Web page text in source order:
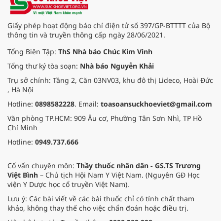
Giấy phép hoạt động báo chí điện tử số 397/GP-BTTTT của Bộ
thông tin và truyền thông cấp ngày 28/06/2021.
Tổng Biên Tập: ThS Nhà báo Chúc Kim Vinh
Tổng thư ký tòa soạn: Nhà báo Nguyễn Khải
Trụ sở chính: Tầng 2, Căn 03NV03, khu đô thị Lideco, Hoài Đức
, Hà Nội
Hotline: 0898582228. Email: toasoansuckhoeviet@gmail.com
Văn phòng TP.HCM: 909 Âu cơ, Phường Tân Sơn Nhì, TP Hồ
Chí Minh
Hotline: 0949.737.666
Cố vấn chuyên môn: Thầy thuốc nhân dân - GS.TS Trương
Việt Bình – Chủ tịch Hội Nam Y Việt Nam. (Nguyên GĐ Học
viện Y Dược học cổ truyền Việt Nam).
Lưu ý: Các bài viết về các bài thuốc chỉ có tính chất tham
khảo, không thay thế cho việc chẩn đoán hoặc điều trị.